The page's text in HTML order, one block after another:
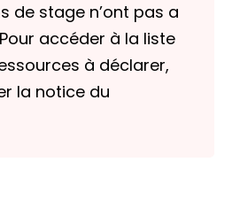
de stage n’ont pas a
accéder à la liste
à déclarer,
la notice du